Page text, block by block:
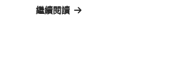
繼續閱讀